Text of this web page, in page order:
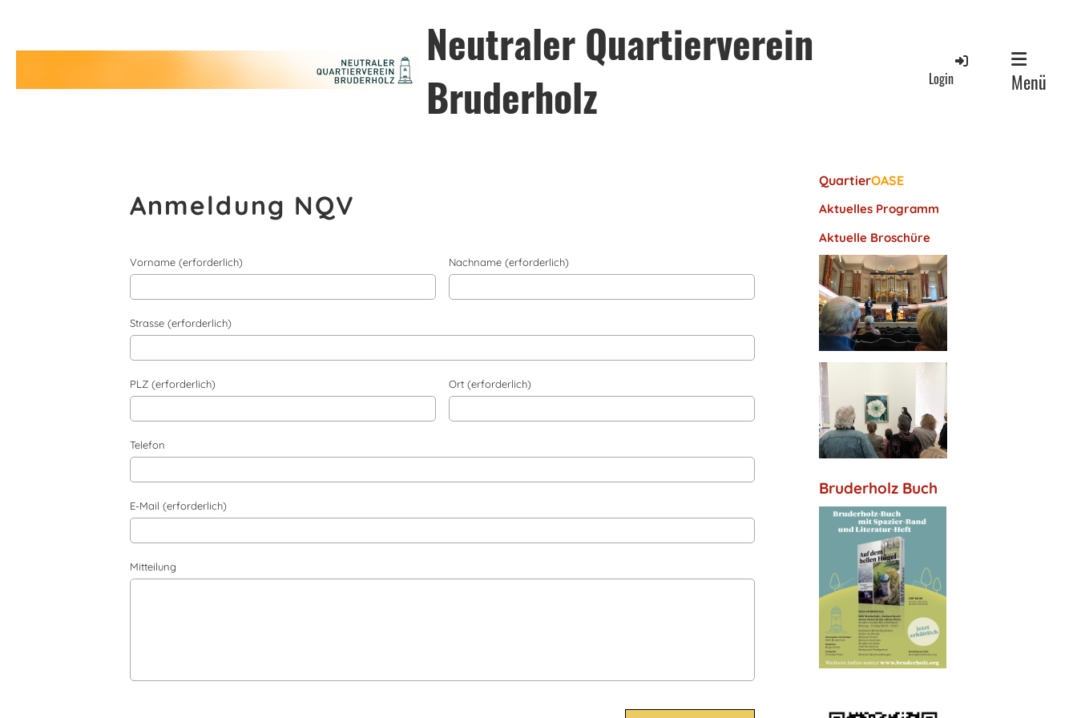
Neutraler Quartierverein
Bruderholz
Login Menü
Anmeldung NQV
Vorname (erforderlich) Nachname (erforderlich)
Strasse (erforderlich)
PLZ (erforderlich) Ort (erforderlich)
Telefon
E-Mail (erforderlich)
Mitteilung
QuartierOASE
Aktuelles Programm
Aktuelle Broschüre
Bruderholz Buch